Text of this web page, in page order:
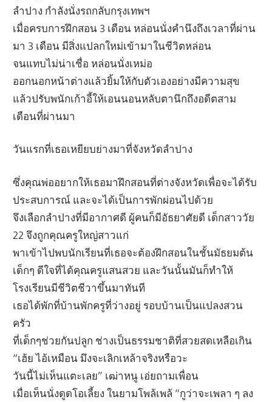
ลำปาง กำลังนั่งรถกลับกรุงเทพฯ
เมื่อครบการฝึกสอน 3 เดือน หล่อนนั่งคำนึงถึงเวลาที่ผ่าน
มา 3 เดือน มีสิ่งแปลกใหม่เข้ามาในชีวิตหล่อน
จนแทบไม่น่าเชื่อ หล่อนนั่งเหม่อ
ออกนอกหน้าต่างแล้วยิ้มให้กับตัวเองอย่างมีความสุข
แล้วปรับพนักเก้าอี้ให้เอนนอนหลับตานึกถึงอดีตสาม
เดือนที่ผ่านมา
วันแรกที่เธอเหยียบย่างมาที่จังหวัดลำปาง
ซึ่งคุณพ่ออยากให้เธอมาฝึกสอนที่ต่างจังหวัดเพื่อจะได้รับ
ประสบการณ์ และจะได้เป็นการพักผ่อนไปด้วย
จึงเลือกลำปางที่มีอากาศดี ผู้คนก็มีอัธยาศัยดี เด็กสาววัย
22 จึงถูกคุณครูใหญ่สาวแก่
พาเข้าไปพบนักเรียนที่เธอจะต้องฝึกสอนในชั้นมัธยมต้น
เด็กๆ ดีใจที่ได้คุณครูแสนสวย และวันนั้นมันก็ทำให้
โรงเรียนมีชีวิตชีวาขึ้นมาทันที
เธอได้พักที่บ้านพักครูที่ว่างอยู่ รอบบ้านเป็นแปลงสวน
ครัว
ที่เด็กๆช่วยกันปลูก ช่างเป็นธรรมชาติที่สวยสดเหลือเกิน
“เฮ้ย ไอ้เหมือน มึงจะเลิกเหล้าจริงหรือวะ
วันนี้ไม่เห็นแตะเลย” เฒ่าหนู เอ่ยถามเพื่อน
เมื่อเห็นนั่งดูดโอเลี้ยง ในยามโพล้เพล้ “กูว่าจะเพลา ๆ ลง